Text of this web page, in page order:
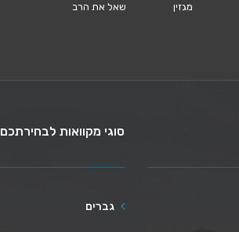
מגזין שאל את הרב
סוגי מקוואות לבחירתכם
גברים